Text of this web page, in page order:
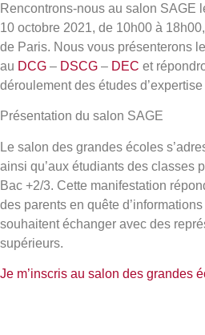
Rencontrons-nous au salon SAGE
10 octobre 2021, de 10h00 à
de Paris. Nous vous présenterons
au DCG – DSCG – DEC et
déroulement des études
Présentation du salon SAGE
Le salon des grandes écoles
ainsi qu’aux étudiants des classes
Bac +2/3. Cette manifestation
des parents en quête
souhaitent échanger avec des
supérieurs.
Je m’inscris au salon des grandes